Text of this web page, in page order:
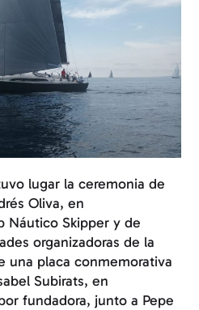
lugar la ceremonia de
Oliva, en
Náutico Skipper y de
organizadoras de la
una placa conmemorativa
Subirats, en
fundadora, junto a Pepe